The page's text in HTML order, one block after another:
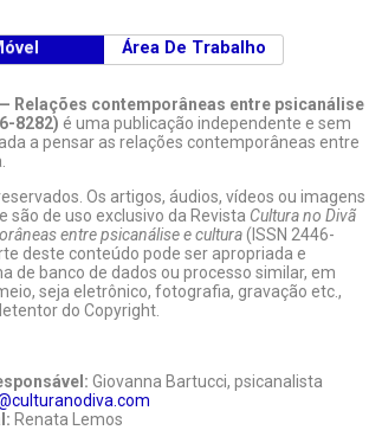
Área De Trabalho
— Relações contemporâneas entre psicanálise
8282) é uma publicação independente e sem
a pensar as relações contemporâneas entre
Os artigos, áudios, vídeos ou imagens
são de uso exclusivo da Revista Cultura no Divã
entre psicanálise e cultura(ISSN 2446-
deste conteúdo pode ser apropriada e
de banco de dados ou processo similar, em
seja eletrônico, fotografia, gravação etc.,
do Copyright.
Giovanna Bartucci, psicanalista
Renata Lemos